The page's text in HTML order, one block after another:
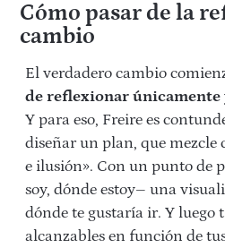
Cómo pasar de la
cambio
El verdadero cambio
de reflexionar únicamente
Y para eso, Freire es
diseñar un plan, que mezcle
e ilusión». Con un punto de
soy, dónde estoy– una
dónde te gustaría ir. Y luego
alcanzables en función de